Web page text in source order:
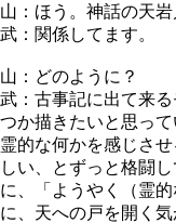
山：ほう。神話の天
武：関係してます。
山：どのように？
武：古事記に出て来
つか描きたいと思っ
霊的な何かを感じさ
しい、とずっと格闘
に、「ようやく（霊
に、天への戸を開く気